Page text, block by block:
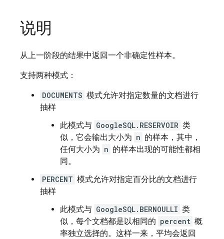
说明
从上一阶段的结果中返回一个非确定性样本。
支持两种模式：
DOCUMENTS 模式允许对指定数量的文档进行
抽样
此模式与 GoogleSQL.RESERVOIR 类
似，它会输出大小为 n 的样本，其中，
任何大小为 n 的样本出现的可能性都相
同。
PERCENT 模式允许对指定百分比的文档进行
抽样
此模式与 GoogleSQL.BERNOULLI 类
似，每个文档都是以相同的 percent 概
率独立选择的。这样一来，平均会返回